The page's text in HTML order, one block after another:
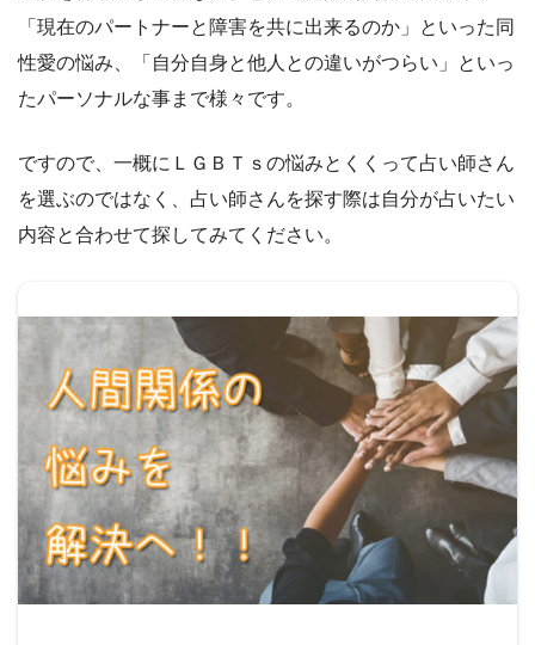
「現在のパートナーと障害を共に出来るのか」といった同
性愛の悩み、「自分自身と他人との違いがつらい」といっ
たパーソナルな事まで様々です。
ですので、一概にＬＧＢＴｓの悩みとくくって占い師さん
を選ぶのではなく、占い師さんを探す際は自分が占いたい
内容と合わせて探してみてください。